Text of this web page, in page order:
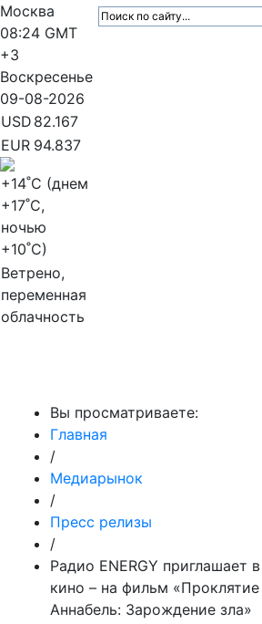
Москва
08:24 GMT
+3
Воскресенье
09-08-2026
USD 82.167
EUR 94.837
+14˚C (днем
+17˚C,
ночью
+10˚C)
Ветрено,
переменная
облачность
Вы просматриваете:
Главная
/
Медиарынок
/
Пресс релизы
/
Радио ENERGY приглашает в
кино – на фильм «Проклятие
Аннабель: Зарождение зла»